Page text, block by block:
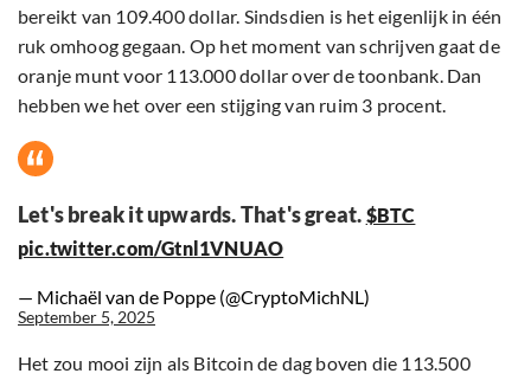
bereikt van 109.400 dollar. Sindsdien is het eigenlijk in één
ruk omhoog gegaan. Op het moment van schrijven gaat de
oranje munt voor 113.000 dollar over de toonbank. Dan
hebben we het over een stijging van ruim 3 procent.
Let's break it upwards. That's great. $BTC
pic.twitter.com/Gtnl1VNUAO
— Michaël van de Poppe (@CryptoMichNL)
September 5, 2025
Het zou mooi zijn als Bitcoin de dag boven die 113.500